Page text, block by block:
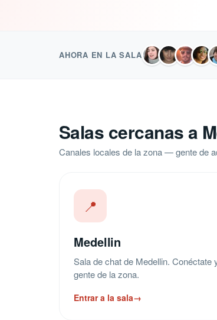
AHORA EN LA SALA
Salas cercanas a
Canales locales de la zona — gente de
📍
Medellin
Sala de chat de Medellin. Conéctate
gente de la zona.
Entrar a la sala→